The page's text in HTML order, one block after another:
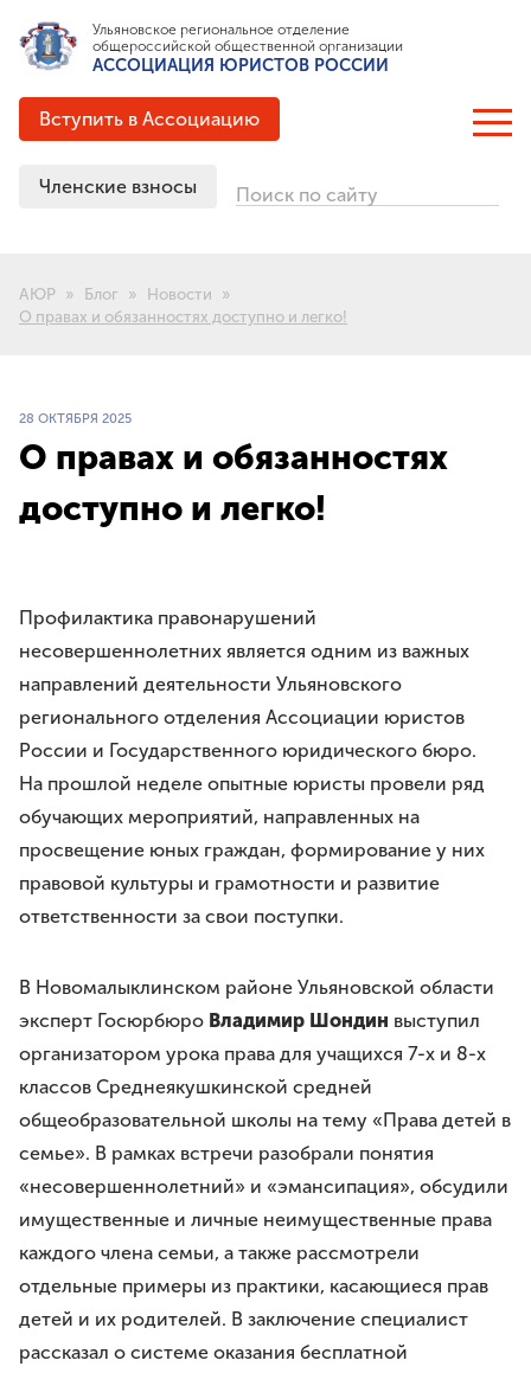
Ульяновское региональное отделение
общероссийской общественной организации
АССОЦИАЦИЯ ЮРИСТОВ РОССИИ
Вступить в Ассоциацию
Цели и задачи
Структура
Выигранные гранты
История создания
ЧЛЕНСТВО В АЮР
Вступить в Ассоциацию
Членские взносы
НАПРАВЛЕНИЯ ДЕЯТЕЛЬНОСТИ
Бесплатная юридическая помощь
Правовое просвещение
Законотворчество
Антикоррупционная деятельность
Молодёжное движение
ЮрВолга
Юрист года
Премия им. И.И.Дмитриева
Моя законотворческая инициатива
ПРЕСС-СЛУЖБА
Лента новостей
Буклеты
Видео
Контакты
Членские взносы Поиск по сайту
АЮР Блог
Новости
О правах и обязанностях доступно и легко!
28 ОКТЯБРЯ 2025
О правах и обязанностях
доступно и легко!
Профилактика правонарушений
несовершеннолетних является одним из важных
направлений деятельности Ульяновского
регионального отделения Ассоциации юристов
России и Государственного юридического бюро.
На прошлой неделе опытные юристы провели ряд
обучающих мероприятий, направленных на
просвещение юных граждан, формирование у них
правовой культуры и грамотности и развитие
ответственности за свои поступки.
В Новомалыклинском районе Ульяновской области
эксперт Госюрбюро Владимир Шондин выступил
организатором урока права для учащихся 7-х и 8-х
классов Среднеякушкинской средней
общеобразовательной школы на тему «Права детей в
семье». В рамках встречи разобрали понятия
«несовершеннолетний» и «эмансипация», обсудили
имущественные и личные неимущественные права
каждого члена семьи, а также рассмотрели
отдельные примеры из практики, касающиеся прав
детей и их родителей. В заключение специалист
рассказал о системе оказания бесплатной